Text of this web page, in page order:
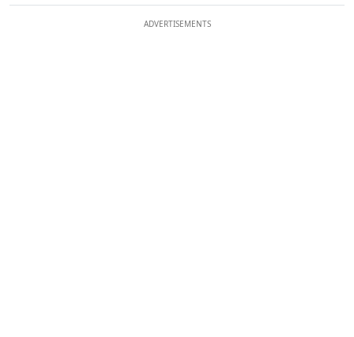
ADVERTISEMENTS